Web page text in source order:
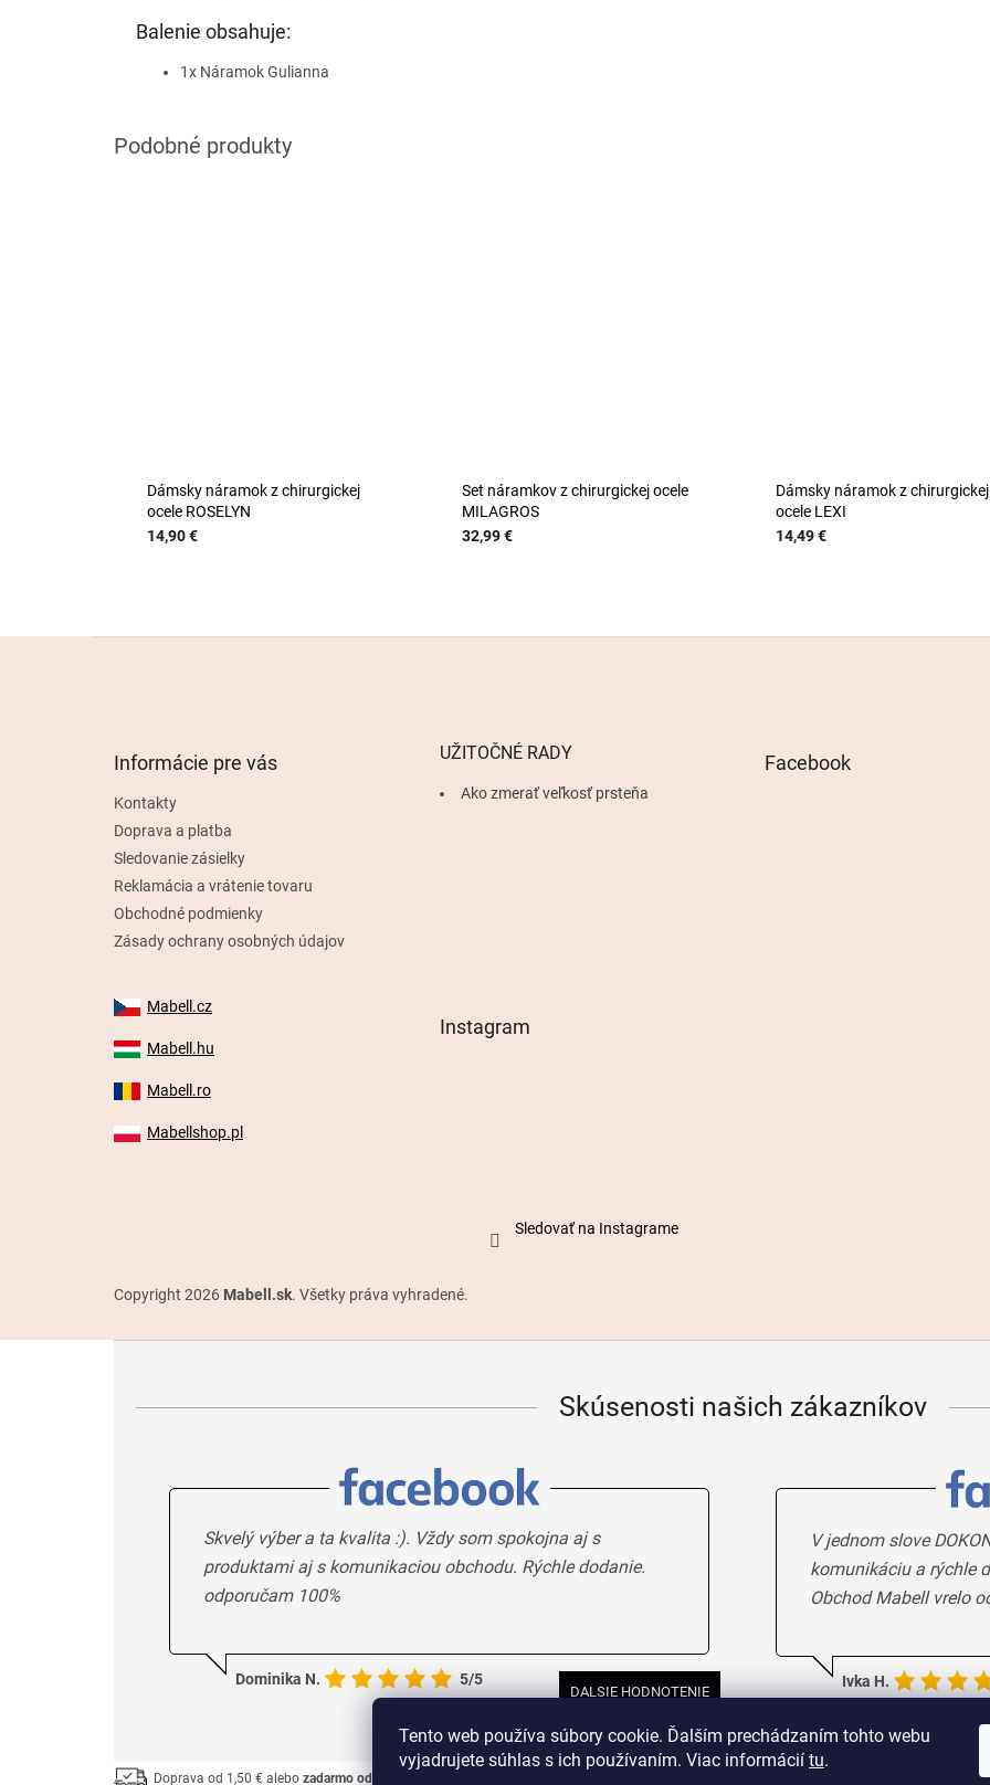
Tento web používa súbory cookie. Ďalším prechádzaním tohto webu
vyjadrujete súhlas s ich používaním. Viac informácií tu.
Balenie obsahuje:
1x Náramok Gulianna
Dámsky náramok z chirurgickej
ocele ROSELYN
14,90 €
Set náramkov z chirurgickej ocele
MILAGROS
32,99 €
Dámsky náramok z chirurgickej
ocele LEXI
14,49 €
Informácie pre vás
Kontakty
Doprava a platba
Sledovanie zásielky
Reklamácia a vrátenie tovaru
Obchodné podmienky
Zásady ochrany osobných údajov
UŽITOČNÉ RADY
Ako zmerať veľkosť prsteňa
Facebook
Mabell.cz
Mabell.hu
Mabell.ro
Mabellshop.pl
Instagram
Sledovať na Instagrame
Copyright 2026 Mabell.sk. Všetky práva vyhradené.
Skúsenosti našich zákazníkov
Skvelý výber a ta kvalita :). Vždy som spokojna aj s
produktami aj s komunikaciou obchodu. Rýchle dodanie.
odporučam 100%
Dominika N. 5/5
DALSIE HODNOTENIE
V jednom slove
komunikáciu a rýchle
Obchod Mabell vrelo
Ivka H.
Doprava od 1,50 € alebo zadarmo od 33 €